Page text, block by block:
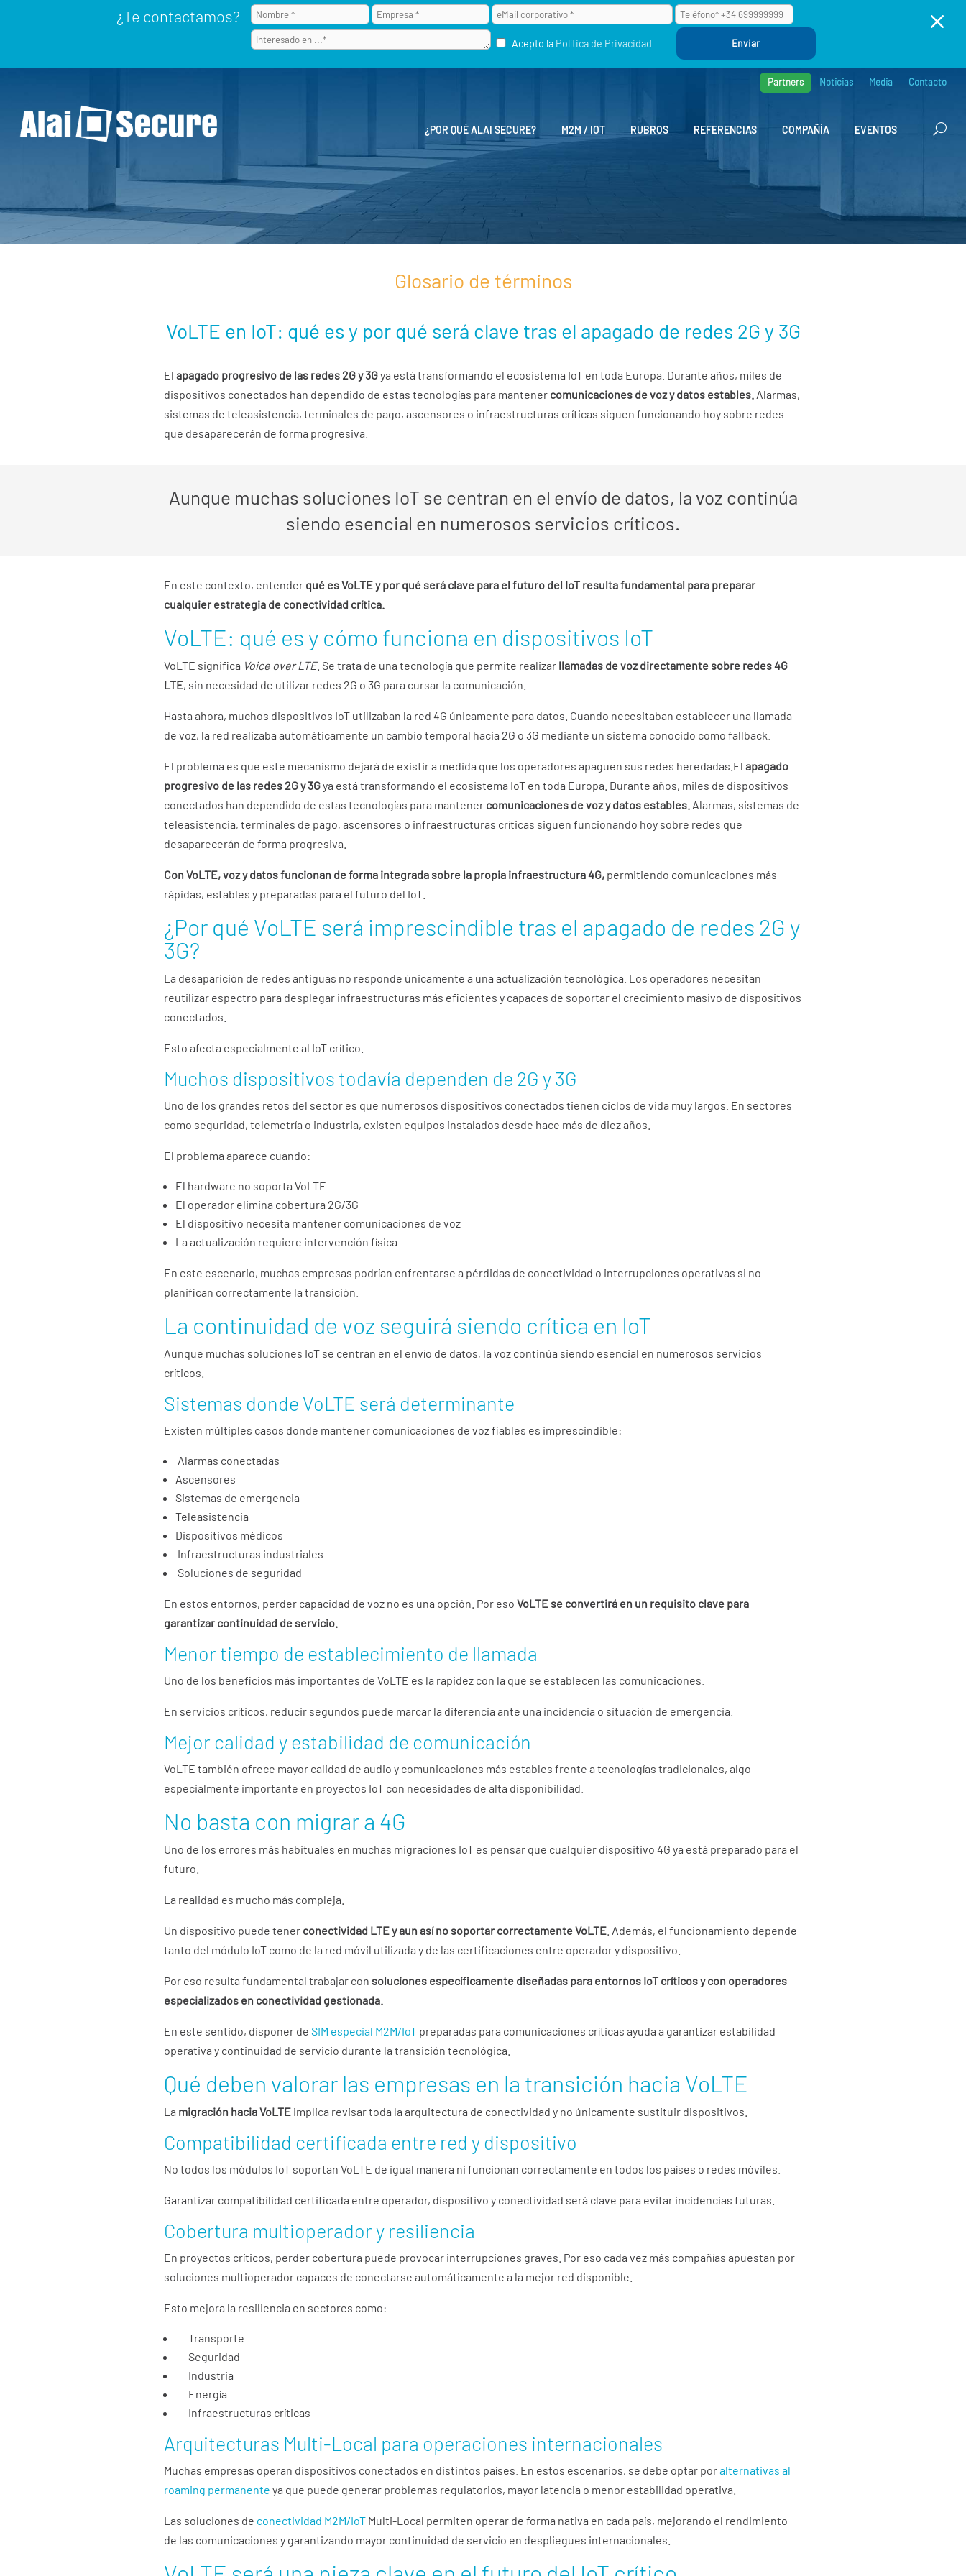
¿Te contactamos?
Acepto la Política de Privacidad
M
Partners Noticias Media Contacto
¿POR QUÉ ALAI SECURE? M2M / IOT RUBROS REFERENCIAS COMPAÑÍA EVENTOS
Glosario de términos
VoLTE en IoT: qué es y por qué será clave tras el apagado de redes 2G y 3G
Elapagado progresivo de las redes 2G y 3Gya está transformando el ecosistema IoT en toda Europa. Durante años, miles de
dispositivos conectados han dependido de estas tecnologías para mantener comunicaciones de voz y datos estables. Alarmas,
sistemas de teleasistencia, terminales de pago, ascensores o infraestructuras críticas siguen funcionando hoy sobre redes
que desaparecerán de forma progresiva.
Aunque muchas soluciones IoT se centran en el envío de datos, la voz continúa
siendo esencial en numerosos servicios críticos.
En este contexto, entender qué es VoLTE y por qué será clave para el futuro del IoT resulta fundamental para preparar
cualquier estrategia de conectividad crítica.
VoLTE: qué es y cómo funciona en dispositivos IoT
VoLTE significa Voice over LTE. Se trata de una tecnología que permite realizar llamadas de voz directamente sobre redes 4G
LTE, sin necesidad de utilizar redes 2G o 3G para cursar la comunicación.
Hasta ahora, muchos dispositivos IoT utilizaban la red 4G únicamente para datos. Cuando necesitaban establecer una llamada
de voz, la red realizaba automáticamente un cambio temporal hacia 2G o 3G mediante un sistema conocido como fallback.
El problema es que este mecanismo dejará de existir a medida que los operadores apaguen sus redes heredadas.Elapagado
progresivo de las redes 2G y 3Gya está transformando el ecosistema IoT en toda Europa. Durante años, miles de dispositivos
conectados han dependido de estas tecnologías para mantener comunicaciones de voz y datos estables. Alarmas, sistemas de
teleasistencia, terminales de pago, ascensores o infraestructuras críticas siguen funcionando hoy sobre redes que
desaparecerán de forma progresiva.
Con VoLTE, voz y datos funcionan de forma integrada sobre la propia infraestructura 4G, permitiendo comunicaciones más
rápidas, estables y preparadas para el futuro del IoT.
¿Por qué VoLTE será imprescindible tras el apagado de redes 2G y
3G?
La desaparición de redes antiguas no responde únicamente a una actualización tecnológica. Los operadores necesitan
reutilizar espectro para desplegar infraestructuras más eficientes y capaces de soportar el crecimiento masivo de dispositivos
conectados.
Esto afecta especialmente al IoT crítico.
Muchos dispositivos todavía dependen de 2G y 3G
Uno de los grandes retos del sector es que numerosos dispositivos conectados tienen ciclos de vida muy largos. En sectores
como seguridad, telemetría o industria, existen equipos instalados desde hace más de diez años.
El problema aparece cuando:
El hardware no soporta VoLTE
El operador elimina cobertura 2G/3G
El dispositivo necesita mantener comunicaciones de voz
La actualización requiere intervención física
En este escenario, muchas empresas podrían enfrentarse a pérdidas de conectividad o interrupciones operativas si no
planifican correctamente la transición.
La continuidad de voz seguirá siendo crítica en IoT
Aunque muchas soluciones IoT se centran en el envío de datos, la voz continúa siendo esencial en numerosos servicios
críticos.
Sistemas donde VoLTE será determinante
Existen múltiples casos donde mantener comunicaciones de voz fiables es imprescindible:
Alarmas conectadas
Ascensores
Sistemas de emergencia
Teleasistencia
Dispositivos médicos
Infraestructuras industriales
Soluciones de seguridad
En estos entornos, perder capacidad de voz no es una opción. Por esoVoLTE se convertirá en un requisito clave para
garantizar continuidad de servicio.
Menor tiempo de establecimiento de llamada
Uno de los beneficios más importantes de VoLTE es la rapidez con la que se establecen las comunicaciones.
En servicios críticos, reducir segundos puede marcar la diferencia ante una incidencia o situación de emergencia.
Mejor calidad y estabilidad de comunicación
VoLTE también ofrece mayor calidad de audio y comunicaciones más estables frente a tecnologías tradicionales, algo
especialmente importante en proyectos IoT con necesidades de alta disponibilidad.
No basta con migrar a 4G
Uno de los errores más habituales en muchas migraciones IoT es pensar que cualquier dispositivo 4G ya está preparado para el
futuro.
La realidad es mucho más compleja.
Un dispositivo puede tener conectividad LTE y aun así no soportar correctamente VoLTE . Además, el funcionamiento depende
tanto del módulo IoT como de la red móvil utilizada y de las certificaciones entre operador y dispositivo.
Por eso resulta fundamental trabajar con soluciones específicamente diseñadas para entornos IoT críticos y con operadores
especializados en conectividad gestionada.
En este sentido, disponer de SIM especial M2M/IoT preparadas para comunicaciones críticas ayuda a garantizar estabilidad
operativa y continuidad de servicio durante la transición tecnológica.
Qué deben valorar las empresas en la transición hacia VoLTE
La migración hacia VoLTE implica revisar toda la arquitectura de conectividad y no únicamente sustituir dispositivos.
Compatibilidad certificada entre red y dispositivo
No todos los módulos IoT soportan VoLTE de igual manera ni funcionan correctamente en todos los países o redes móviles.
Garantizar compatibilidad certificada entre operador, dispositivo y conectividad será clave para evitar incidencias futuras.
Cobertura multioperador y resiliencia
En proyectos críticos, perder cobertura puede provocar interrupciones graves. Por eso cada vez más compañías apuestan por
soluciones multioperador capaces de conectarse automáticamente a la mejor red disponible.
Esto mejora la resiliencia en sectores como:
Transporte
Seguridad
Industria
Energía
Infraestructuras críticas
Arquitecturas Multi-Local para operaciones internacionales
Muchas empresas operan dispositivos conectados en distintos países. En estos escenarios, se debe optar poralternativas al
roaming permanente ya que puede generar problemas regulatorios, mayor latencia o menor estabilidad operativa.
Las soluciones de conectividad M2M/IoT Multi-Local permiten operar de forma nativa en cada país, mejorando el rendimiento
de las comunicaciones y garantizando mayor continuidad de servicio en despliegues internacionales.